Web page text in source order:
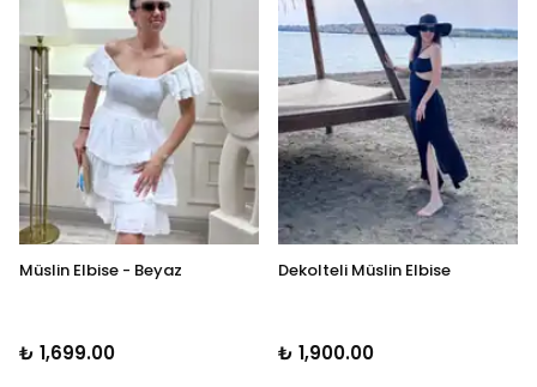
Müslin Elbise - Beyaz
₺ 1,699.00
Dekolteli Müslin Elbise
₺ 1,900.00